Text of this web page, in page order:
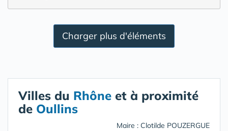
Charger plus d'éléments
Villes du Rhône et à proximité
de Oullins
Maire : Clotilde POUZERGUE